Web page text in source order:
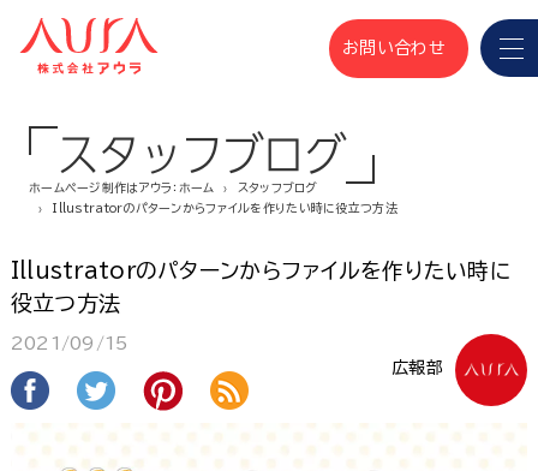
お問い合わせ
スタッフブログ
ホームページ制作はアウラ：ホーム
スタッフブログ
Illustratorのパターンからファイルを作りたい時に役立つ方法
Illustratorのパターンからファイルを作りたい時に
役立つ方法
広報部
2021/09/15